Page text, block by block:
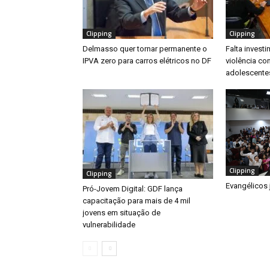
Clipping
Delmasso quer tornar permanente o
IPVA zero para carros elétricos no DF
Clipping
Falta
violência
Clipping
Pró-Jovem Digital: GDF lança
capacitação para mais de 4 mil
jovens em situação de
vulnerabilidade
Clipping
Evangélicos